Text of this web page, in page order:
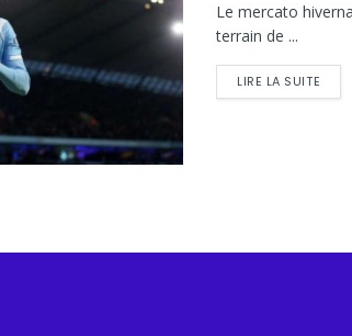
Le mercato
terrain de ...
LIRE LA SUITE